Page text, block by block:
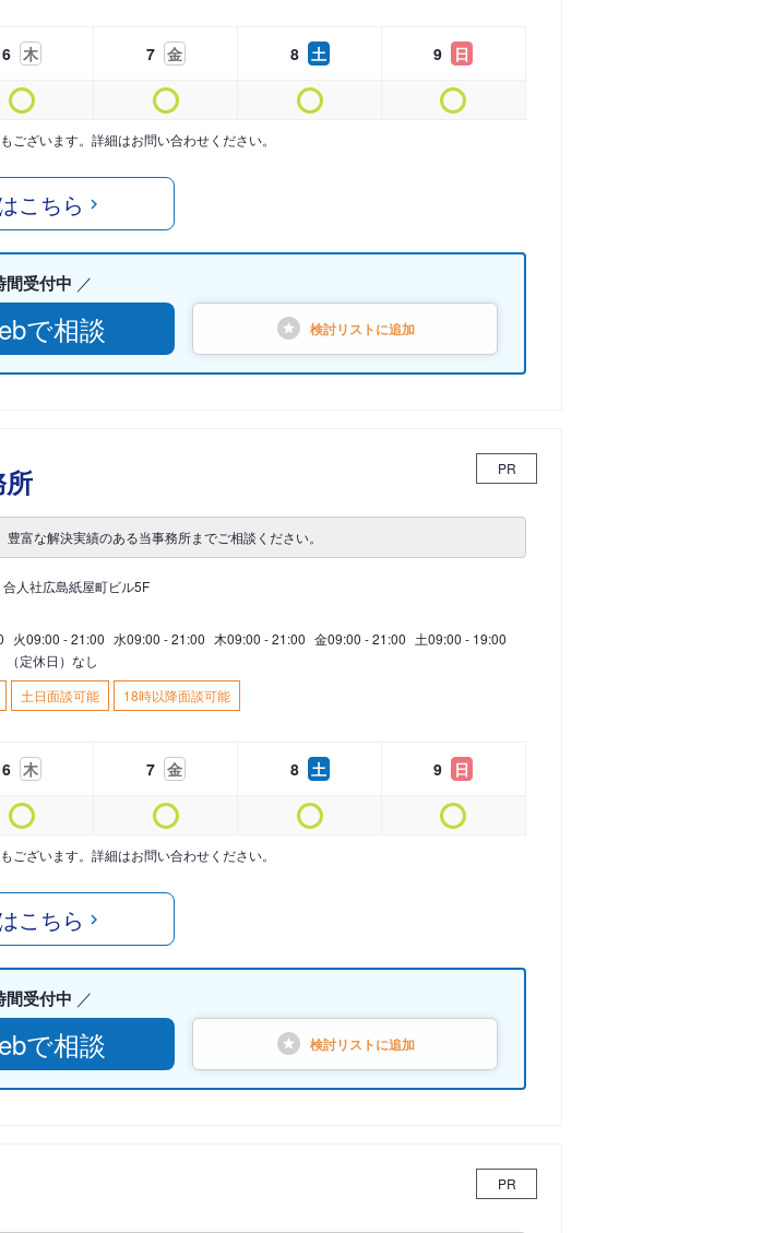
6 木 7 金 8 土 9 日
ざいます。詳細はお問い合わせください。
こちら
間受付中
で相談 検討リストに追加
PR
富な解決実績のある当事務所までご相談ください。
人社広島紙屋町ビル5F
火09:00 - 21:00 水09:00 - 21:00 木09:00 - 21:00 金09:00 - 21:00 土09:00 - 19:00
（定休日）なし
土日面談可能 18時以降面談可能
6 木 7 金 8 土 9 日
ざいます。詳細はお問い合わせください。
こちら
間受付中
で相談 検討リストに追加
PR